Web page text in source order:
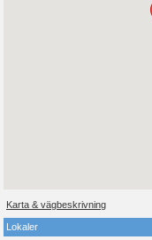
Karta & vägbeskrivning
Lokaler